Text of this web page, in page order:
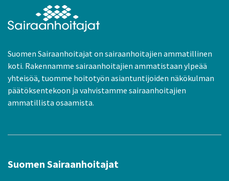
Suomen Sairaanhoitajat on sairaanhoitajien ammatillinen
koti. Rakennamme sairaanhoitajien ammatistaan ylpeää
yhteisöä, tuomme hoitotyön asiantuntijoiden näkökulman
päätöksentekoon ja vahvistamme sairaanhoitajien
ammatillista osaamista.
Suomen Sairaanhoitajat